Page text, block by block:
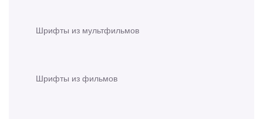
Шрифты из мультфильмов
Шрифты из фильмов